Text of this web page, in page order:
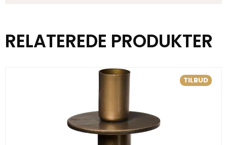
RELATEREDE PRODUKTER
TILBUD